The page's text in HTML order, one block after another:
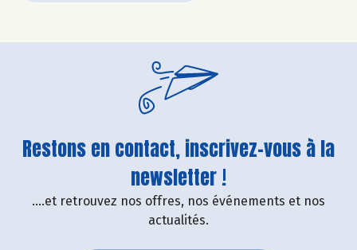
Restons en contact, inscrivez-vous à la
newsletter !
....et retrouvez nos offres, nos événements et nos
actualités.